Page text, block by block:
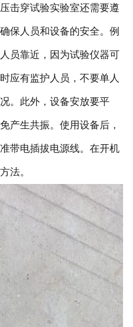
击穿试验实验室还需要遵
保人员和设备的安全。例
员靠近，因为试验仪器可
应有监护人员，不要单人
。此外，设备安放要平
产生共振。使用设备后，
带电插拔电源线。在开机
法。